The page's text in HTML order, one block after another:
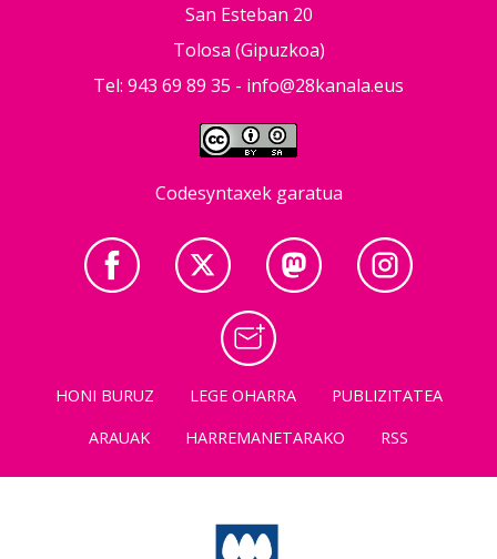
San Esteban 20
Tolosa (Gipuzkoa)
Tel: 943 69 89 35 - info@28kanala.eus
Codesyntaxek garatua
HONI BURUZ LEGE OHARRA
PUBLIZITATEA
ARAUAK
HARREMANETARAKO RSS